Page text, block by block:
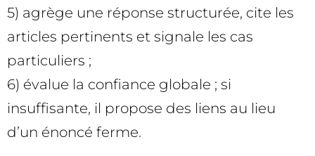
5) agrège une réponse structurée, cite les
articles pertinents et signale les cas
particuliers ;
6) évalue la confiance globale ; si
insuffisante, il propose des liens au lieu
d’un énoncé ferme.